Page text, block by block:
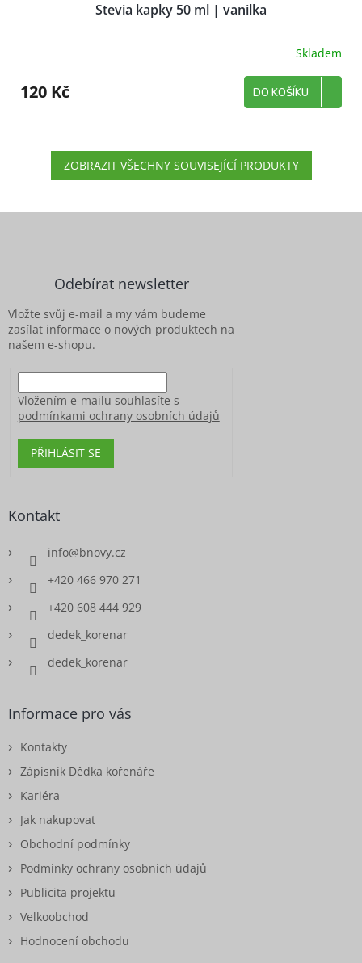
Stevia kapky 50 ml | vanilka
Skladem
120 Kč DO KOŠÍKU
ZOBRAZIT VŠECHNY SOUVISEJÍCÍ PRODUKTY
Odebírat newsletter
Vložte svůj e-mail a my vám budeme
zasílat informace o nových produktech na
našem e-shopu.
Vložením e-mailu souhlasíte s
podmínkami ochrany osobních údajů
PŘIHLÁSIT SE
Kontakt
info@bnovy.cz
+420 466 970 271
+420 608 444 929
dedek_korenar
dedek_korenar
Informace pro vás
Kontakty
Zápisník Dědka kořenáře
Kariéra
Jak nakupovat
Obchodní podmínky
Podmínky ochrany osobních údajů
Publicita projektu
Velkoobchod
Hodnocení obchodu